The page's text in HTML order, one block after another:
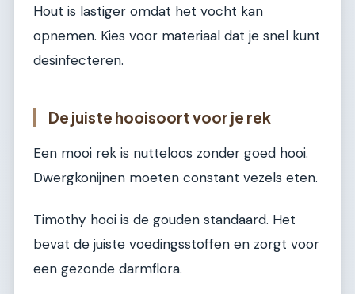
Hout is lastiger omdat het vocht kan
opnemen. Kies voor materiaal dat je snel kunt
desinfecteren.
De juiste hooisoort voor je rek
Een mooi rek is nutteloos zonder goed hooi.
Dwergkonijnen moeten constant vezels eten.
Timothy hooi is de gouden standaard. Het
bevat de juiste voedingsstoffen en zorgt voor
een gezonde darmflora.